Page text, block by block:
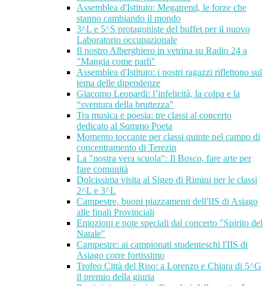
Assemblea d'Istituto: Megatrend, le forze che
stanno cambiando il mondo
3^L e 5^S protagoniste del buffet per il nuovo
Laboratorio occupazionale
Il nostro Alberghiero in vetrina su Radio 24 a
"Mangia come parli"
Assemblea d'Istituto: i nostri ragazzi riflettono sul
tema delle dipendenze
Giacomo Leopardi: l’infelicità, la colpa e la
“sventura della bruttezza”
Tra musica e poesia: tre classi al concerto
dedicato al Sommo Poeta
Momento toccante per classi quinte nel campo di
concentramento di Terezin
La "nostra vera scuola": Il Bosco, fare arte per
fare comunità
Dolcissima visita al Sigep di Rimini per le classi
2^L e 3^L
Campestre, buoni piazzamenti dell'IIS di Asiago
alle finali Provinciali
Emozioni e note speciali dal concerto "Spirito del
Natale"
Campestre: ai campionati studenteschi l'IIS di
Asiago corre fortissimo
Trofeo Città del Riso: a Lorenzo e Chiara di 5^G
il premio della giuria